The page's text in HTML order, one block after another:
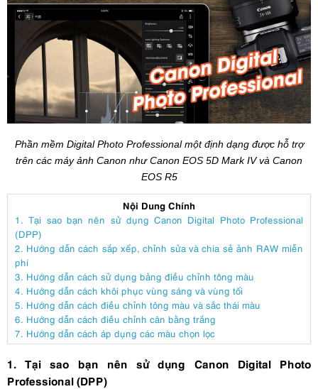
Phần mềm Digital Photo Professional một định dạng được hỗ trợ
trên các máy ảnh Canon như Canon EOS 5D Mark IV và Canon
EOS R5
Nội Dung Chính
1. Tại sao bạn nên sử dụng Canon Digital Photo Professional
(DPP)
2. Hướng dẫn cách sắp xếp, chỉnh sửa và chia sẻ ảnh RAW miễn
phí
3. Hướng dẫn cách sử dụng bảng điều chỉnh tông màu
4. Hướng dẫn cách khôi phục vùng sáng và vùng tối
5. Hướng dẫn cách điều chỉnh tông màu và sắc thái màu
6. Hướng dẫn cách điều chỉnh cân bằng trắng
7. Hướng dẫn cách áp dụng các màu chọn lọc
1. Tại sao bạn nên sử dụng Canon Digital Photo
Professional (DPP)